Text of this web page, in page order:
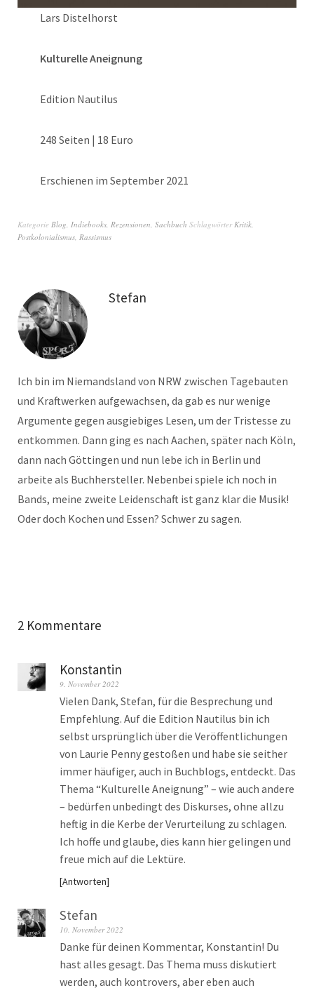
Lars Distelhorst
Kulturelle Aneignung
Edition Nautilus
248 Seiten | 18 Euro
Erschienen im September 2021
Kategorie Blog, Indiebooks, Rezensionen, Sachbuch SchlagwörterKritik,
Postkolonialismus, Rassismus
Stefan
Ich bin im Niemandsland von NRW zwischen Tagebauten
und Kraftwerken aufgewachsen, da gab es nur wenige
Argumente gegen ausgiebiges Lesen, um der Tristesse zu
entkommen. Dann ging es nach Aachen, später nach Köln,
dann nach Göttingen und nun lebe ich in Berlin und
arbeite als Buchhersteller. Nebenbei spiele ich noch in
Bands, meine zweite Leidenschaft ist ganz klar die Musik!
Oder doch Kochen und Essen? Schwer zu sagen.
2 Kommentare
Konstantin
9. November 2022
Vielen Dank, Stefan, für die Besprechung und
Empfehlung. Auf die Edition Nautilus bin ich
selbst ursprünglich über die Veröffentlichungen
von Laurie Penny gestoßen und habe sie seither
immer häufiger, auch in Buchblogs, entdeckt. Das
Thema “Kulturelle Aneignung” – wie auch andere
– bedürfen unbedingt des Diskurses, ohne allzu
heftig in die Kerbe der Verurteilung zu schlagen.
Ich hoffe und glaube, dies kann hier gelingen und
freue mich auf die Lektüre.
Antworten
Stefan
10. November 2022
Danke für deinen Kommentar, Konstantin! Du
hast alles gesagt. Das Thema muss diskutiert
werden, auch kontrovers, aber eben auch